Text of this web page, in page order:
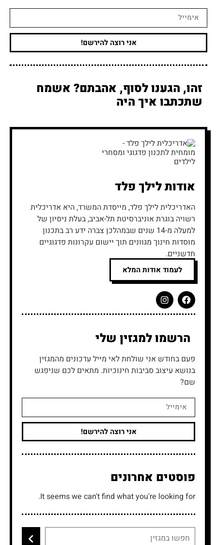
אודותלילך פלד
האדריכלית לילך פלד, מייסדת המשרד, היא אדריכלית
רשויה בוגרת אוניברסיטת תל-אביב, בעלת ניסיון של
למעלה מ-14 שנים שבמהלכן צברה ידע רב בתכנון
מוסדות חינוך מגוונים תוך יישום עקרונות פדגוגיים
חדשניים.
לעמוד אודות המלא
הרשמולמגזין שלי
פעם בחודש אני שולחת לאי מייל עדכונים מהמגזין
בנושא עיצוב סביבות חינוכיות. מתאים לכם שניפגש
שם?
אני רוצה להירשם!
פוסטים אחרונים
It seems we can't find what you're looking for.
אני רוצה להירשם!
זהו, הגענו לסוף, אהבתם? אשמח
שתכתבו איך היה